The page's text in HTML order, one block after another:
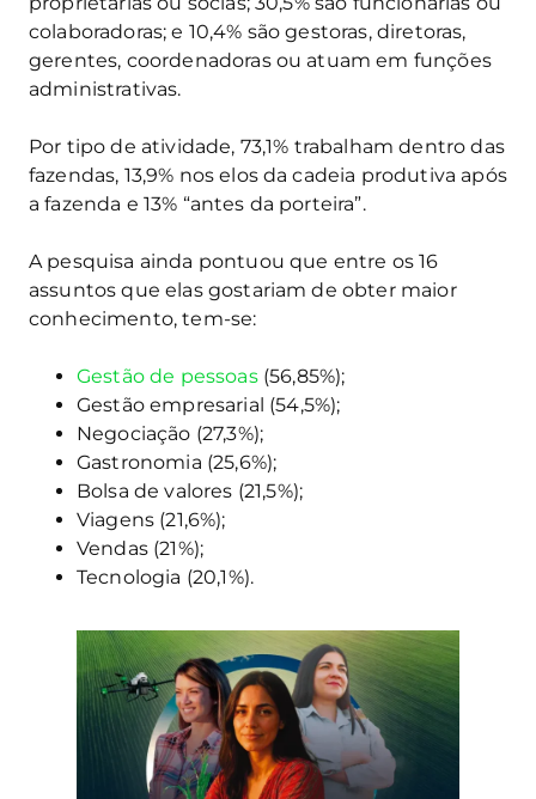
colaboradoras; e 10,4% são gestoras, diretoras,
gerentes, coordenadoras ou atuam em funções
administrativas.
Por tipo de atividade, 73,1% trabalham dentro das
fazendas, 13,9% nos elos da cadeia produtiva após
a fazenda e 13% “antes da porteira”.
A pesquisa ainda pontuou que entre os 16
assuntos que elas gostariam de obter maior
conhecimento, tem-se:
Gestão de pessoas(56,85%);
Gestão empresarial (54,5%);
Negociação (27,3%);
Gastronomia (25,6%);
Bolsa de valores (21,5%);
Viagens (21,6%);
Vendas (21%);
Tecnologia (20,1%).